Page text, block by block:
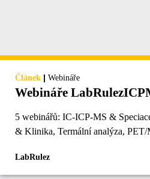
Článek | Webináře
Webináře
5 webinářů: IC-ICP-MS &
& Klinika, Termální analýza,
LabRulez